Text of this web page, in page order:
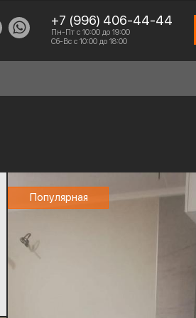
+7 (996) 406-44-44
Пн-Пт с 10:00 до 19:00
Сб-Вс с 10:00 до 18:00
СХЕМА РАБОТЫ
ОТЗЫВЫ КЛИЕНТОВ
Популярная